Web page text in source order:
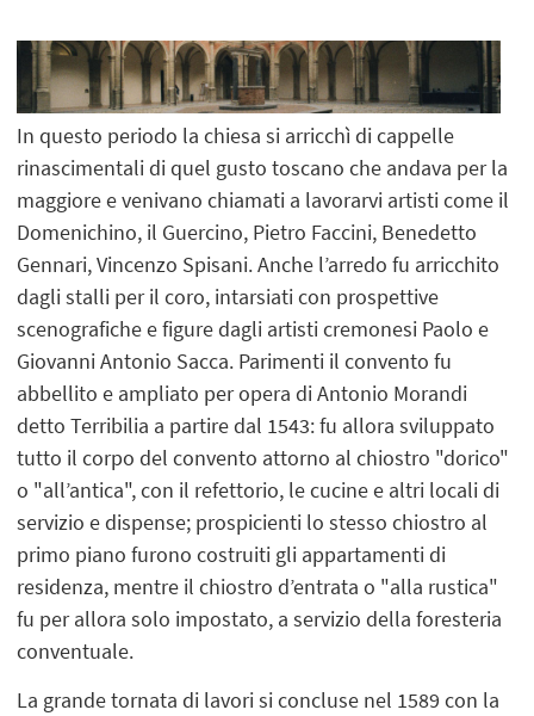
In questo periodo la chiesa si arricchì di cappelle
rinascimentali di quel gusto toscano che andava per la
maggiore e venivano chiamati a lavorarvi artisti come il
Domenichino, il Guercino, Pietro Faccini, Benedetto
Gennari, Vincenzo Spisani. Anche l’arredo fu arricchito
dagli stalli per il coro, intarsiati con prospettive
scenografiche e figure dagli artisti cremonesi Paolo e
Giovanni Antonio Sacca. Parimenti il convento fu
abbellito e ampliato per opera di Antonio Morandi
detto Terribilia a partire dal 1543: fu allora sviluppato
tutto il corpo del convento attorno al chiostro "dorico"
o "all’antica", con il refettorio, le cucine e altri locali di
servizio e dispense; prospicienti lo stesso chiostro al
primo piano furono costruiti gli appartamenti di
residenza, mentre il chiostro d’entrata o "alla rustica"
fu per allora solo impostato, a servizio della foresteria
conventuale.
La grande tornata di lavori si concluse nel 1589 con la